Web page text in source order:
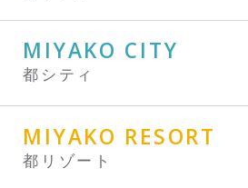
MIYAKO CITY
都シティ
MIYAKO RESORT
都リゾート